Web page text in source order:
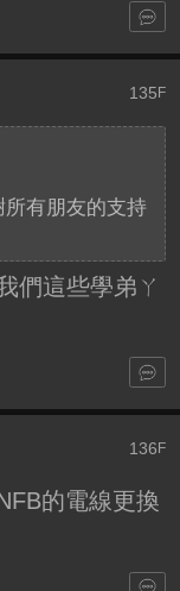
135F
有朋友的支持
們這些學弟ㄚ
136 F
的電線更換